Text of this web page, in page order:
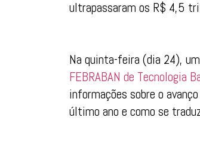
ultrapassaram os R$ 4,5
Na quinta-feira (dia 24),
FEBRABAN de Tecnologia
informações sobre o
último ano e como se